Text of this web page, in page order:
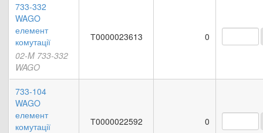
733-332
WAGO
елемент
комутації
02-M 733-332
WAGO
Т0000023613 0
733-104
WAGO
елемент
комутації
Т0000022592 0